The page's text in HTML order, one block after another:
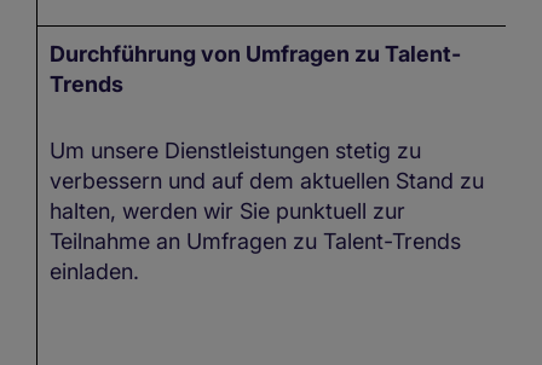
Durchführung von Umfragen zu Talent-
Trends
Um unsere Dienstleistungen stetig zu
verbessern und auf dem aktuellen Stand zu
halten, werden wir Sie punktuell zur
Teilnahme an Umfragen zu Talent-Trends
einladen.